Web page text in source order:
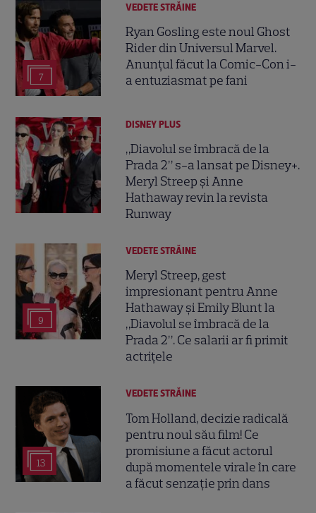
7
VEDETE STRĂINE
Ryan Gosling este noul Ghost
Rider din Universul Marvel.
Anunțul făcut la Comic-Con i-
a entuziasmat pe fani
DISNEY PLUS
„Diavolul se îmbracă de la
Prada 2” s-a lansat pe Disney+.
Meryl Streep și Anne
Hathaway revin la revista
Runway
9
VEDETE STRĂINE
Meryl Streep, gest
impresionant pentru Anne
Hathaway și Emily Blunt la
„Diavolul se îmbracă de la
Prada 2”. Ce salarii ar fi primit
actrițele
13
VEDETE STRĂINE
Tom Holland, decizie radicală
pentru noul său film! Ce
promisiune a făcut actorul
după momentele virale în care
a făcut senzație prin dans